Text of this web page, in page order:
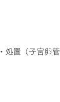
処置（子宮卵管